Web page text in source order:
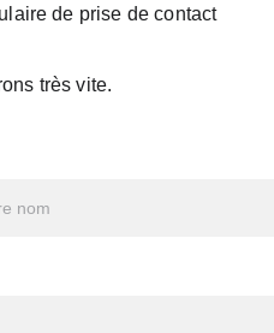
de prise de contact
très vite.